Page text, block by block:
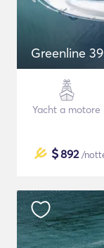
Greenline 39
Yacht a motore
$892/